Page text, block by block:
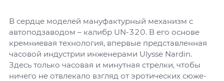
В сердце моделей мануфактурный механизм с
автоподзаводом – калибр UN-320. В его основе
кремниевая технология, впервые представленная
часовой индустрии инженерами Ulysse Nardin.
Здесь только часовая и минутная стрелки, чтобы
ничего не отвлекало взгляд от эротических сюже-